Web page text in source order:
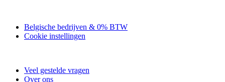
Belgische bedrijven & 0% BTW
Cookie instellingen
Veel gestelde vragen
Over ons